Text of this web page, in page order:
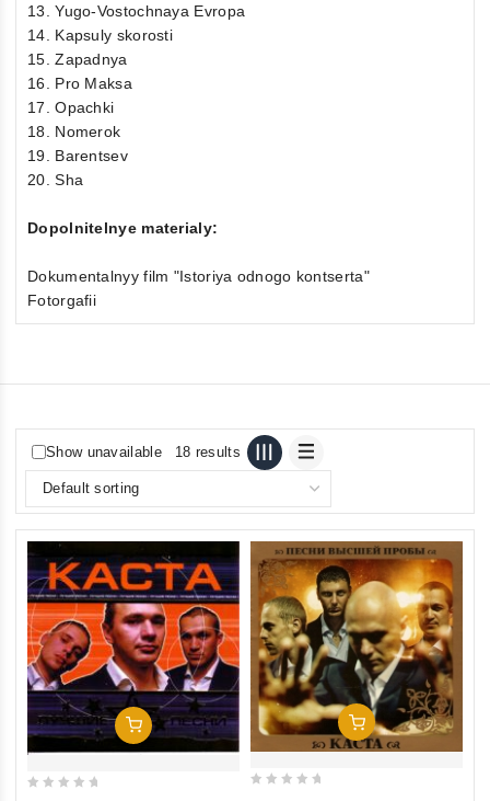
13. Yugo-Vostochnaya Evropa
14. Kapsuly skorosti
15. Zapadnya
16. Pro Maksa
17. Opachki
18. Nomerok
19. Barentsev
20. Sha
Dopolnitelnye materialy:
Dokumentalnyy film "Istoriya odnogo kontserta"
Fotorgafii
Show unavailable 18 results
Add To Cart Add To Cart